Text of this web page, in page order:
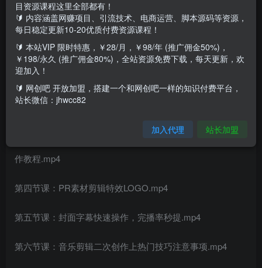
课程目录：
第一节课：音乐剪辑二次创作发展方向轻松创收.mp4
作教程.mp4
第四节课：PR素材剪辑特效LOGO.mp4
第五节课：封面字幕快速操作，完播率秒提.mp4
第六节课：音乐剪辑二次创作上热门技巧注意事项.mp4
目资源课程这里全部都有！
🔰 内容涵盖网赚项目、引流技术、电商运营、脚本源码等资源，
每日稳定更新10-20优质付费资源课程！
🔰 本站VIP 限时特惠，￥28/月，￥98/年 (推广佣金50%)，
￥198/永久 (推广佣金80%)，全站资源免费下载，每天更新，欢
迎加入！
🔰 网创吧 开放加盟，搭建一个和网创吧一样的知识付费平台，
站长微信：jhwcc82
加入代理 站长加盟